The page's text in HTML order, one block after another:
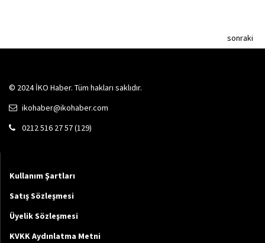
sonraki
© 2024 İKO Haber. Tüm hakları saklıdır.
ikohaber@ikohaber.com
0212 516 27 57 (129)
Kullanım Şartları
Satış Sözleşmesi
Üyelik Sözleşmesi
KVKK Aydınlatma Metni